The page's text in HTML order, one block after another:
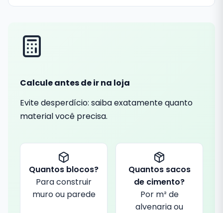
Calcule antes de ir na loja
Evite desperdício: saiba exatamente quanto
material você precisa.
Quantos blocos?
Para construir
muro ou parede
Quantos sacos
de cimento?
Por m² de
alvenaria ou